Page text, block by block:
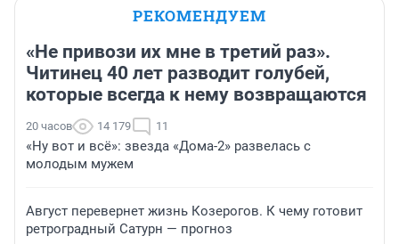
РЕКОМЕНДУЕМ
«Не привози их мне в третий раз».
Читинец 40 лет разводит голубей,
которые всегда к нему возвращаются
20 часов 14 179 11
«Ну вот и всё»: звезда «Дома-2» развелась с
молодым мужем
Август перевернет жизнь Козерогов. К чему готовит
ретроградный Сатурн — прогноз